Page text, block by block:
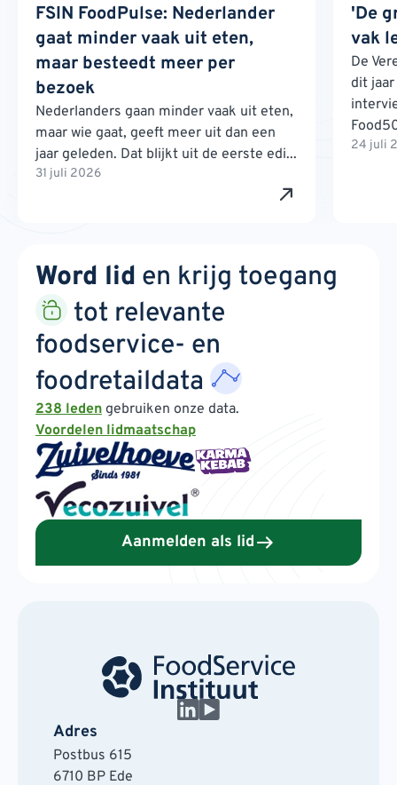
FSIN FoodPulse: Nederlander
gaat minder vaak uit eten,
maar besteedt meer per
bezoek
Nederlanders gaan minder vaak uit eten,
maar wie gaat, geeft meer uit dan een
jaar geleden. Dat blijkt uit de eerste edi...
31 juli 2026
'De
vak
De
dit
24 juli
Word lid en krijg toegang
tot relevante
foodservice- en
foodretaildata
238 leden gebruiken onze data.
Voordelen lidmaatschap
Aanmelden als lid
Adres
Postbus 615
6710 BP Ede